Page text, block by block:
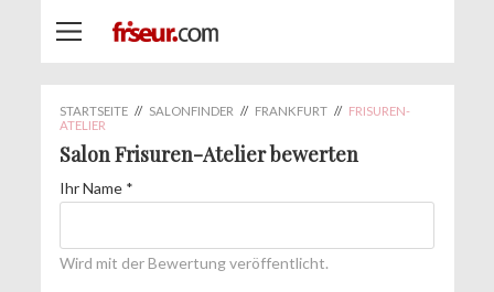
STARTSEITE // SALONFINDER // FRANKFURT // FRISUREN-
ATELIER
Salon Frisuren-Atelier bewerten
Ihr Name *
Wird mit der Bewertung veröffentlicht.